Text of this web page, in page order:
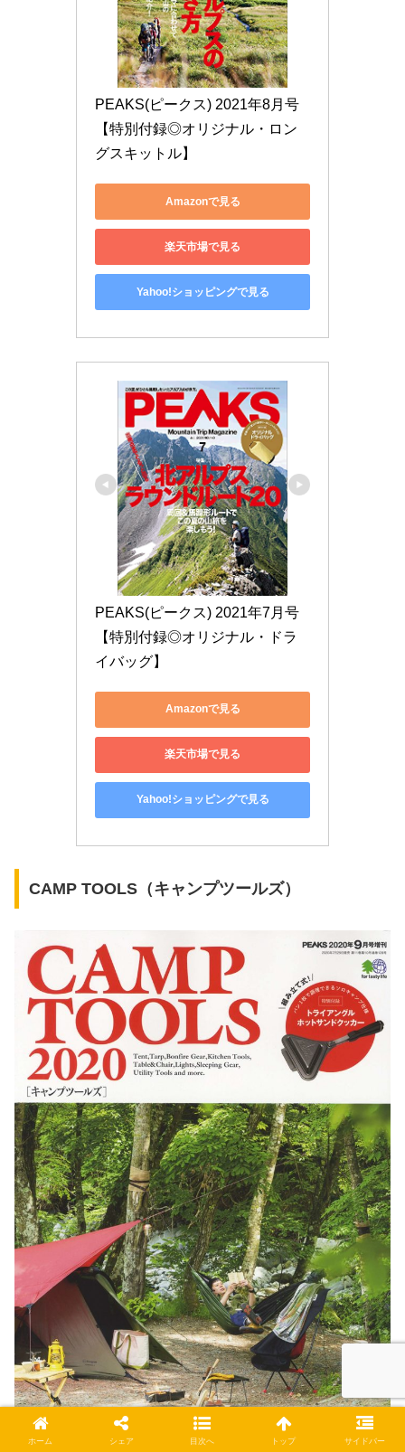
PEAKS(ピークス) 2021年8月号
【特別付録◎オリジナル・ロン
グスキットル】
Amazonで見る
楽天市場で見る
Yahoo!ショッピングで見る
PEAKS(ピークス) 2021年7月号
【特別付録◎オリジナル・ドラ
イバッグ】
Amazonで見る
楽天市場で見る
Yahoo!ショッピングで見る
CAMP TOOLS（キャンプツールズ）
ホーム シェア 目次へ トップ サイドバー